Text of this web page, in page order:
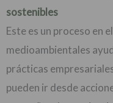
sostenibles
Este es un proceso en
medioambientales
prácticas
pueden ir desde